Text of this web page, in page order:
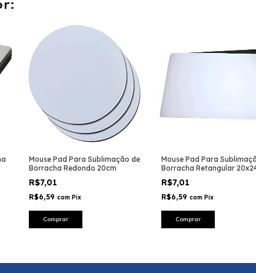
Mouse Pad Para Sublimação de
Borracha Redondo 20cm
R$7,01
R$6,59 com Pix
Mouse Pad Para
Borracha Retangular
R$7,01
R$6,59 com Pix